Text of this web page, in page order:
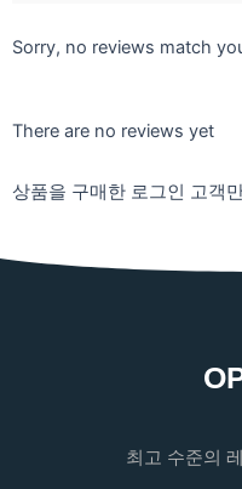
Sorry, no reviews match
There are no reviews yet
상품을 구매한 로그인 고객
최고 수준의